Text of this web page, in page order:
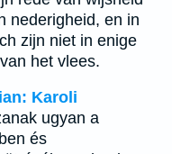
nederigheid, en in
zijn niet in enige
het vlees.
Karoli
ugyan a
és